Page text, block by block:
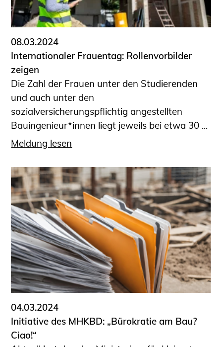
08.03.2024
Internationaler Frauentag: Rollenvorbilder
zeigen
Die Zahl der Frauen unter den Studierenden
und auch unter den
sozialversicherungspflichtig angestellten
Bauingenieur*innen liegt jeweils bei etwa 30 ...
Meldung lesen
04.03.2024
Initiative des MHKBD: „Bürokratie am Bau?
Ciao!“